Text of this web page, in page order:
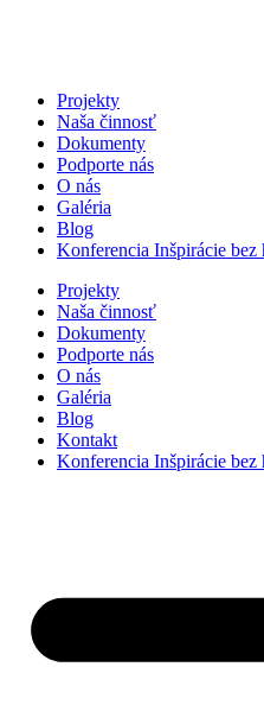
Projekty
Naša činnosť
Dokumenty
Podporte nás
O nás
Galéria
Blog
Konferencia Inšpirácie bez
Projekty
Naša činnosť
Dokumenty
Podporte nás
O nás
Galéria
Blog
Kontakt
Konferencia Inšpirácie bez